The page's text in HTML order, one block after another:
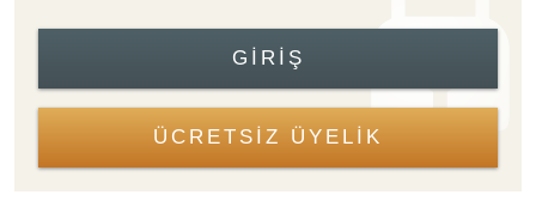
GIRIŞ
ÜCRETSİZ ÜYELİK